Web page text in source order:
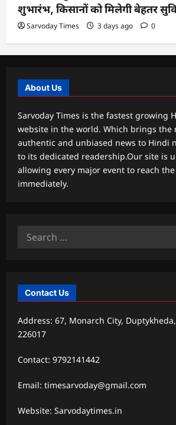
शुभारंभ, किसानों को मिलेगी बेहतर
Sarvoday Times 3 days ago 0
About Us
Sarvoday Times is the fastest growing
website in the world. Which brings the
authentic and unbiased news to Hindi
to its dedicated readership.Our site is
allowing every major event to reach
immediately.
Search
Contact Us
Address: 67, Monarch City,
226017
Contact: 9792141442
Email: timesarvoday@gmail.com
Website: Sarvodaytimes.in